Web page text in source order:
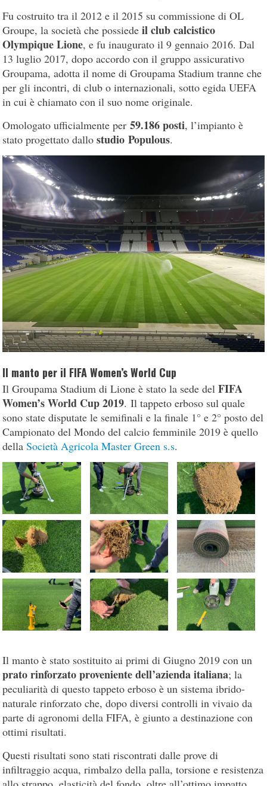
Fu costruito tra il 2012 e il 2015 su commissione di OL
Groupe, la società che possiedeil club calcistico
Olympique Lione, e fu inaugurato il 9 gennaio 2016. Dal
13 luglio 2017, dopo accordo con il gruppo assicurativo
Groupama, adotta il nome di Groupama Stadium tranne che
per gli incontri, di club o internazionali, sotto egida UEFA
in cui è chiamato con il suo nome originale.
Omologato ufficialmente per59.186 posti, l’impianto è
stato progettato dallostudio Populous.
Il manto per il FIFA Women’s World Cup
Il Groupama Stadium di Lione è stato la sede delFIFA
Women’s World Cup 2019. Il tappeto erboso sul quale
sono state disputate le semifinali e la finale 1° e 2° posto del
Campionato del Mondo del calcio femminile 2019 è quello
dellaSocietà Agricola Master Green s.s.
Il manto è stato sostituito ai primi di Giugno 2019 con un
prato rinforzato proveniente dell’azienda italiana; la
peculiarità di questo tappeto erboso è un sistema ibrido-
naturale rinforzato che, dopo diversi controlli in vivaio da
parte di agronomi della FIFA, è giunto a destinazione con
ottimi risultati.
Questi risultati sono stati riscontrati dalle prove di
infiltraggio acqua, rimbalzo della palla, torsione e resistenza